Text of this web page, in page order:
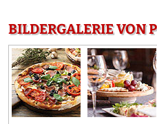
BILDERGALERIE VON